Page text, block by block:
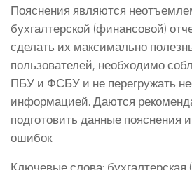
Пояснения являются
бухгалтерской (финансовой)
сделать их максимально
пользователей, необходимо
ПБУ и ФСБУ и не перегружать
информацией. Даются
подготовить данные пояснения
ошибок.